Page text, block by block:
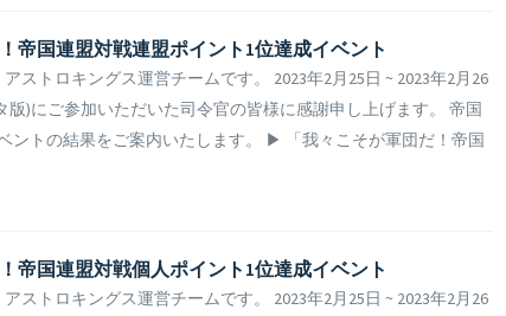
帝国連盟対戦連盟ポイント1位達成イベント
ストロキングス運営チームです。 2023年2月25日 ~ 2023年2月26
版)にご参加いただいた司令官の皆様に感謝申し上げます。 帝国
ントの結果をご案内いたします。 ▶ 「我々こそが軍団だ！帝国
帝国連盟対戦個人ポイント1位達成イベント
ストロキングス運営チームです。 2023年2月25日 ~ 2023年2月26